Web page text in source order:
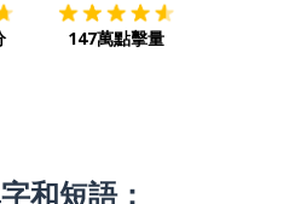
147萬點擊量
和短語：